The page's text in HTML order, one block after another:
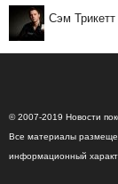
Сэм
© 2007-2019 Новости
Все материалы
информационный